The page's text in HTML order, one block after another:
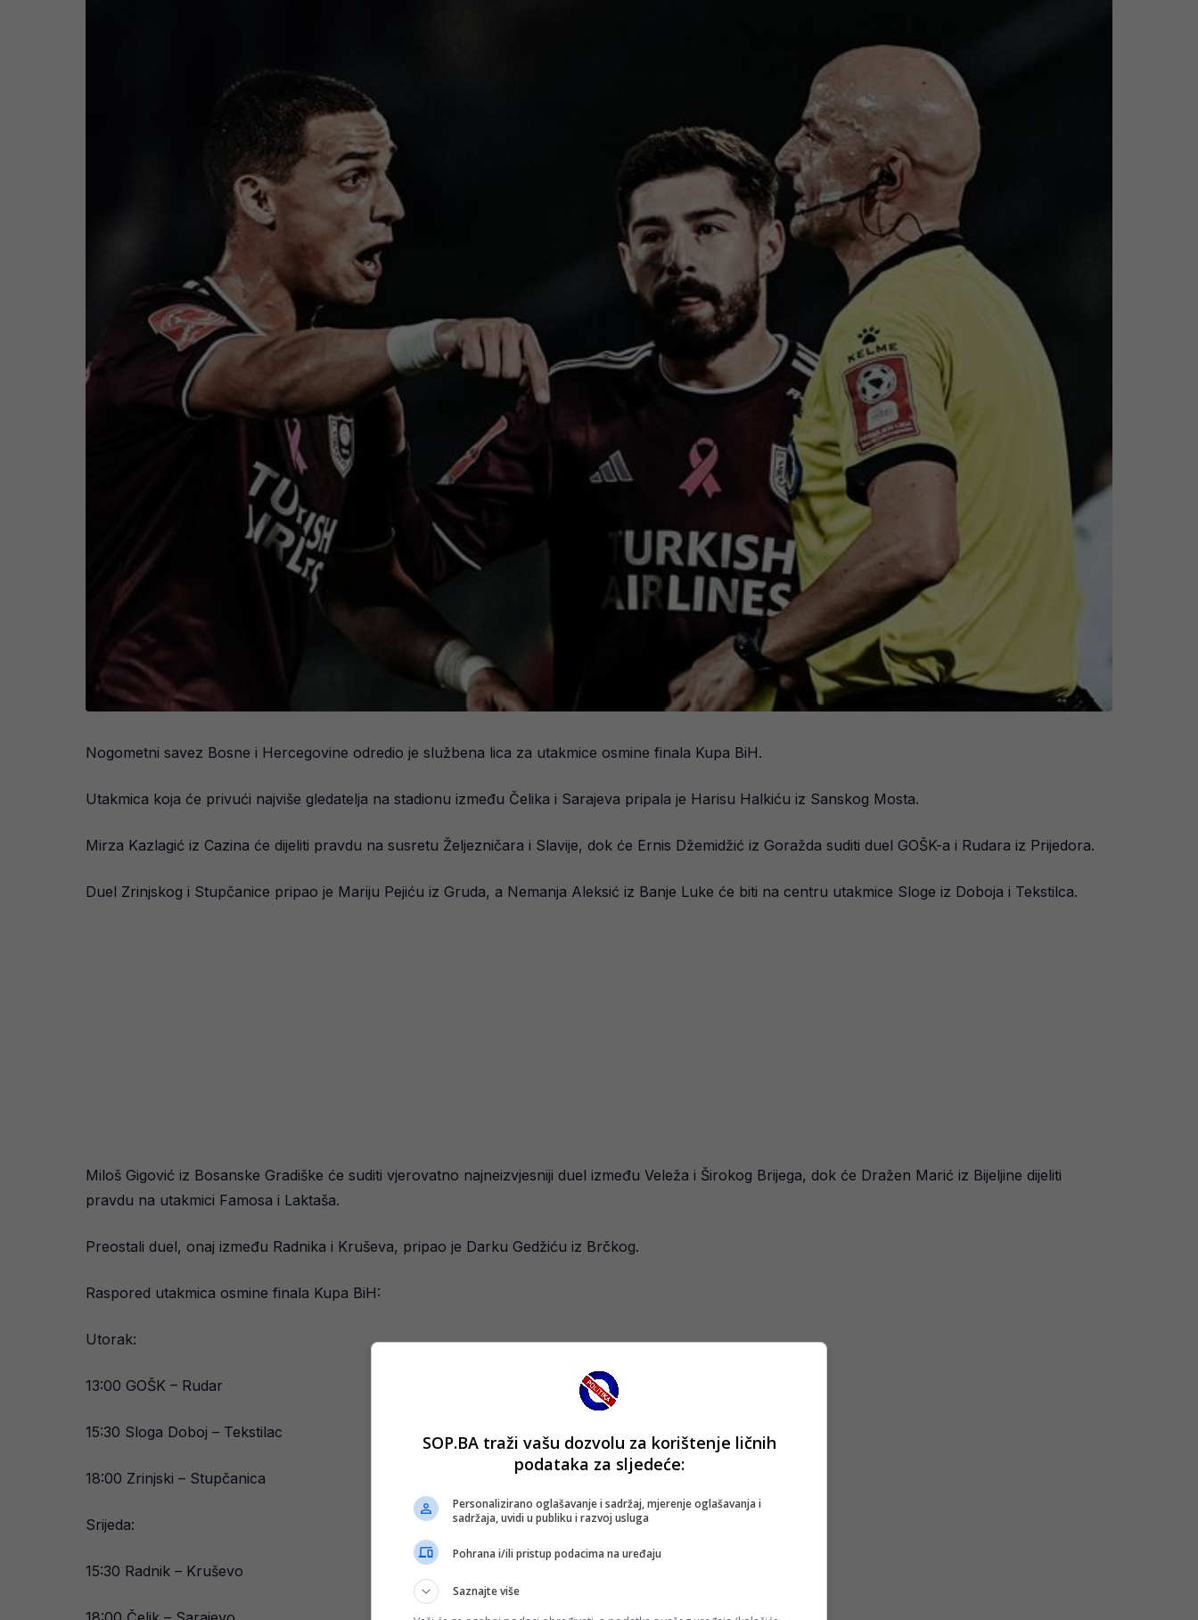
Nogometni savez Bosne i Hercegovine odredio je službena lica za utakmice osmine finala Kupa BiH.
Utakmica koja će privući najviše gledatelja na stadionu između Čelika i Sarajeva pripala je Harisu Halkiću iz Sanskog Mosta.
Mirza Kazlagić iz Cazina će dijeliti pravdu na susretu Željezničara i Slavije, dok će Ernis Džemidžić iz Goražda suditi duel GOŠK-a i Rudara iz Prijedora.
Duel Zrinjskog i Stupčanice pripao je Mariju Pejiću iz Gruda, a Nemanja Aleksić iz Banje Luke će biti na centru utakmice Sloge iz Doboja i Tekstilca.
Miloš Gigović iz Bosanske Gradiške će suditi vjerovatno najneizvjesniji duel između Veleža i Širokog Brijega, dok će Dražen Marić iz Bijeljine dijeliti
pravdu na utakmici Famosa i Laktaša.
Preostali duel, onaj između Radnika i Kruševa, pripao je Darku Gedžiću iz Brčkog.
Raspored utakmica osmine finala Kupa BiH:
Utorak:
13:00 GOŠK – Rudar
15:30 Sloga Doboj – Tekstilac
18:00 Zrinjski – Stupčanica
Srijeda:
15:30 Radnik – Kruševo
SOP.BA traži vašu dozvolu za korištenje ličnih
podataka za sljedeće:
Personalizirano oglašavanje i sadržaj, mjerenje oglašavanja i
sadržaja, uvidi u publiku i razvoj usluga
Pohrana i/ili pristup podacima na uređaju
Saznajte više